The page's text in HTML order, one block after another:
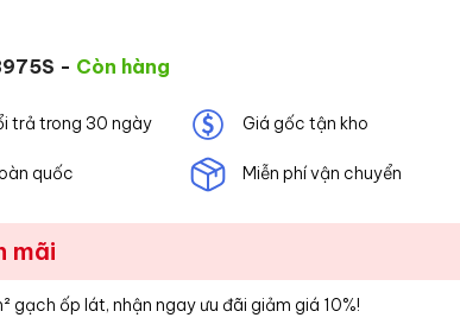
- Còn hàng
trả trong 30 ngày Giá gốc tận kho
quốc Miễn phí vận chuyển
mãi
gạch ốp lát, nhận ngay ưu đãi giảm giá 10%!